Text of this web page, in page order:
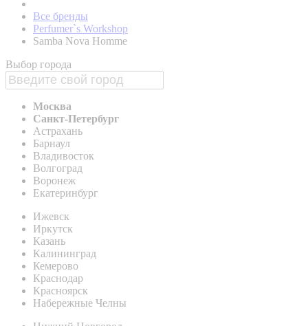
Все бренды
Perfumer`s Workshop
Samba Nova Homme
Выбор города
Москва
Санкт-Петербург
Астрахань
Барнаул
Владивосток
Волгоград
Воронеж
Екатеринбург
Ижевск
Иркутск
Казань
Калининград
Кемерово
Краснодар
Красноярск
Набережные Челны